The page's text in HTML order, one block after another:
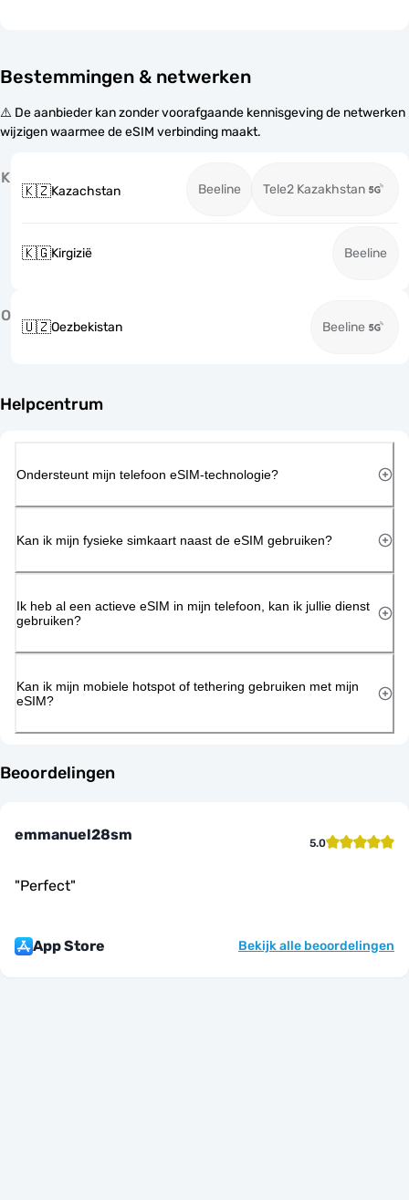
Bestemmingen & netwerken
⚠️ De aanbieder kan zonder voorafgaande kennisgeving de netwerken
wijzigen waarmee de eSIM verbinding maakt.
K
🇰🇿Kazachstan Beeline Tele2 Kazakhstan
🇰🇬Kirgizië Beeline
O
🇺🇿Oezbekistan Beeline
Helpcentrum
Ondersteunt mijn telefoon eSIM-technologie?
Kan ik mijn fysieke simkaart naast de eSIM gebruiken?
Ik heb al een actieve eSIM in mijn telefoon, kan ik jullie dienst
gebruiken?
Kan ik mijn mobiele hotspot of tethering gebruiken met mijn
eSIM?
Beoordelingen
emmanuel28sm 5.0
"Perfect"
App Store Bekijk alle beoordelingen